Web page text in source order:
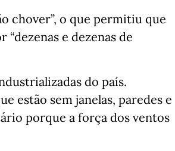
chover”, o que permitiu que
e dezenas de
do país.
estão sem janelas, paredes e
porque a força dos ventos